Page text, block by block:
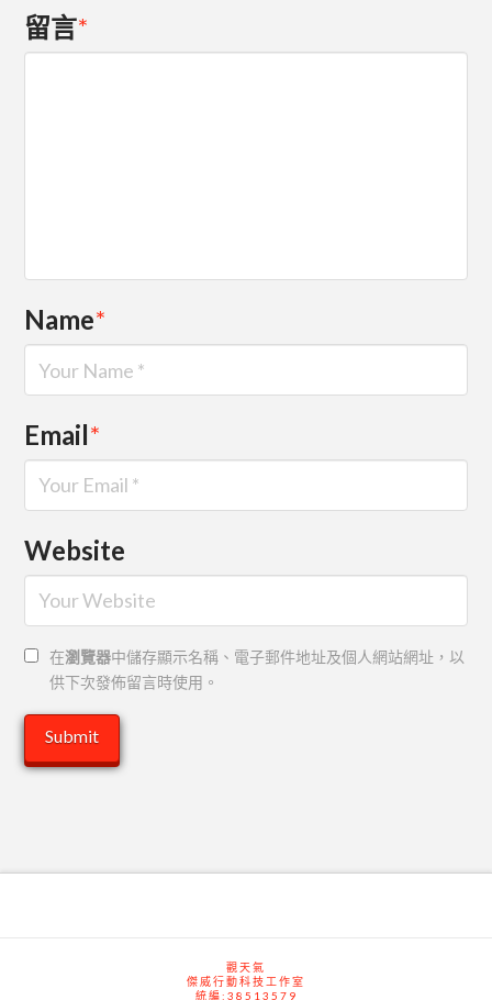
留言*
Name*
Email*
Website
在瀏覽器中儲存顯示名稱、電子郵件地址及個人網站網址，以
供下次發佈留言時使用。
觀天氣
傑威行動科技工作室
統編:38513579